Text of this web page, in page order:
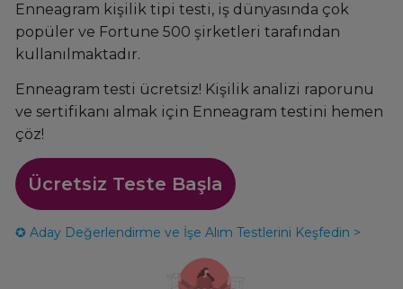
Enneagram kişilik tipi testi, iş dünyasında çok
popüler ve Fortune 500 şirketleri tarafından
kullanılmaktadır.
Enneagram testi ücretsiz! Kişilik analizi raporunu
ve sertifikanı almak için Enneagram testini hemen
çöz!
Ücretsiz Teste Başla
✪ Aday Değerlendirme ve İşe Alım Testlerini Keşfedin >